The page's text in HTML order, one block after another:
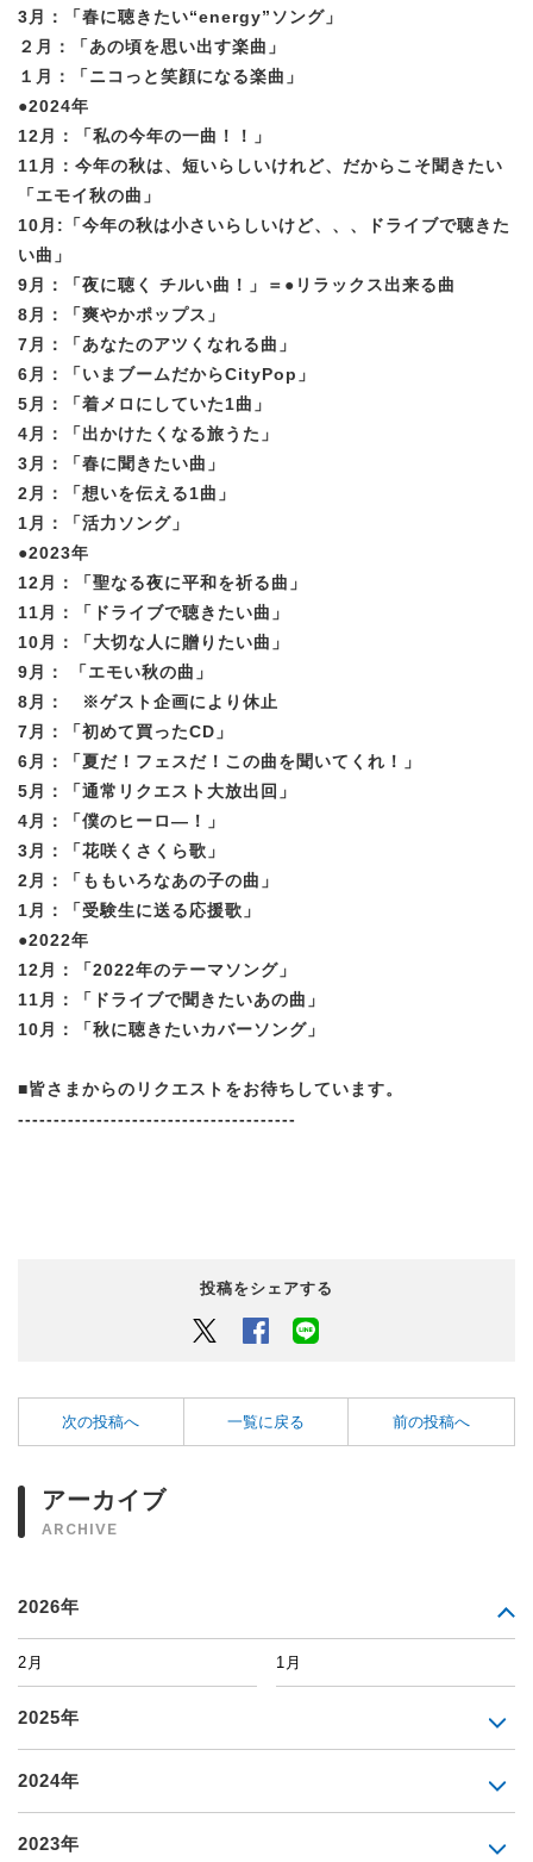
3月：「春に聴きたい“energy”ソング」
２月：「あの頃を思い出す楽曲」
１月：「ニコっと笑顔になる楽曲」
●2024年
12月：「私の今年の一曲！！」
11月：今年の秋は、短いらしいけれど、だからこそ聞きたい
「エモイ秋の曲」
10月:「今年の秋は小さいらしいけど、、、ドライブで聴きた
い曲」
9月：「夜に聴く チルい曲！」＝●リラックス出来る曲
8月：「爽やかポップス」
7月：「あなたのアツくなれる曲」
6月：「いまブームだからCityPop」
5月：「着メロにしていた1曲」
4月：「出かけたくなる旅うた」
3月：「春に聞きたい曲」
2月：「想いを伝える1曲」
1月：「活力ソング」
●2023年
12月：「聖なる夜に平和を祈る曲」
11月：「ドライブで聴きたい曲」
10月：「大切な人に贈りたい曲」
9月： 「エモい秋の曲」
8月： ※ゲスト企画により休止
7月：「初めて買ったCD」
6月：「夏だ！フェスだ！この曲を聞いてくれ！」
5月：「通常リクエスト大放出回」
4月：「僕のヒーロ―！」
3月：「花咲くさくら歌」
2月：「ももいろなあの子の曲」
1月：「受験生に送る応援歌」
●2022年
12月：「2022年のテーマソング」
11月：「ドライブで聞きたいあの曲」
10月：「秋に聴きたいカバーソング」
■皆さまからのリクエストをお待ちしています。
---------------------------------------
投稿をシェアする
Twitter Facebook
次の投稿へ 一覧に戻る 前の投稿へ
アーカイブ
ARCHIVE
2026年
2月 1月
2025年
2024年
2023年